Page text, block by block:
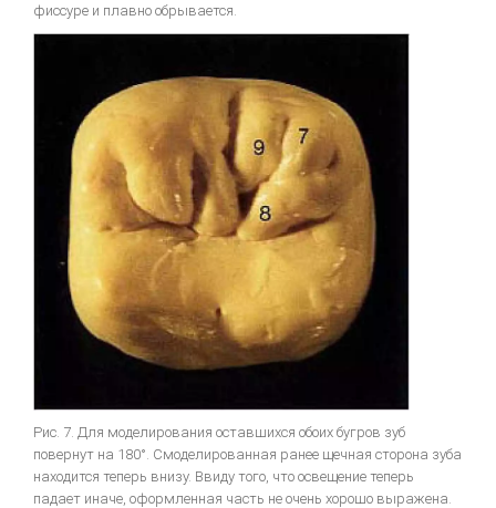
фиссуре и плавно обрывается.
Рис. 7. Для моделирования оставшихся обоих бугров зуб
повернут на 180°. Смоделированная ранее щечная сторона зуба
находится теперь внизу. Ввиду того, что освещение теперь
падает иначе, оформленная часть не очень хорошо выражена.